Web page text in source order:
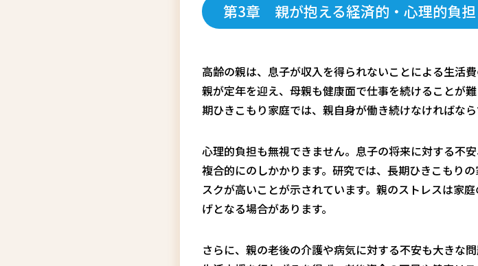
第3章 親が抱える経済的・心理的負担
高齢の親は、息子が収入を得られないことによる生活
親が定年を迎え、母親も健康面で仕事を続けることが
期ひきこもり家庭では、親自身が働き続けなければな
心理的負担も無視できません。息子の将来に対する不
複合的にのしかかります。研究では、長期ひきこもり
スクが高いことが示されています。親のストレスは家
げとなる場合があります。
さらに、親の老後の介護や病気に対する不安も大きな